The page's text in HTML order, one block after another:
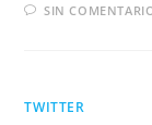
SIN
TWITTER